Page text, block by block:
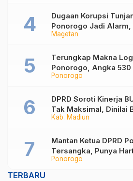
Magetan
Dugaan Korupsi
Ponorogo Jadi Alarm,
Magetan Perkuat Tata
Ponorogo
Terungkap Makna
Ponorogo, Angka
Jadi Sekar Kinanthi
Kab. Madiun
DPRD Soroti Kinerja
Tak Maksimal, Dinilai
Hasilkan PAD
Ponorogo
Mantan Ketua DPRD
Tersangka, Punya
Utang Rp1,4 Miliar
TERBARU